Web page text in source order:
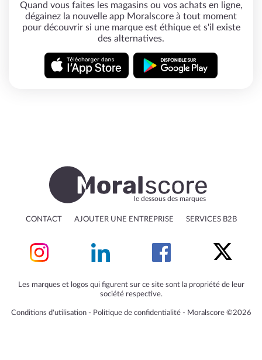
Quand vous faites les magasins ou vos achats en ligne,
dégainez la nouvelle app Moralscore à tout moment
pour découvrir si une marque est éthique et s'il existe
des alternatives.
le dessous des marques
CONTACT AJOUTER UNE ENTREPRISE SERVICES B2B
Les marques et logos qui figurent sur ce site sont la propriété de leur
société respective.
Conditions d'utilisation‐ Politique de confidentialité‐ Moralscore ©2026